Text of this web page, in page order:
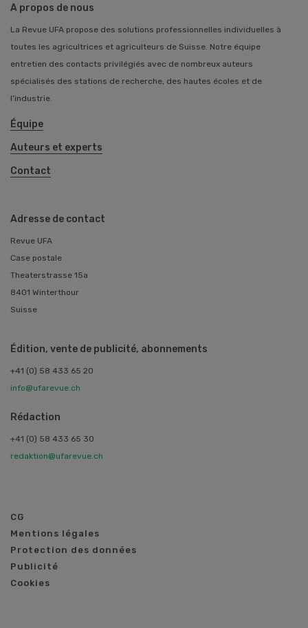
A propos de nous
La Revue UFA propose des solutions professionnelles individuelles à
toutes les agricultrices et agriculteurs de Suisse. Notre équipe
entretien des contacts privilégiés avec de nombreux auteurs
spécialisés des stations de recherche, des hautes écoles et de
l’industrie.
Équipe
Auteurs et experts
Contact
Adresse de contact
Revue UFA
Case postale
Theaterstrasse 15a
8401 Winterthour
Suisse
Édition, vente de publicité, abonnements
+41 (0) 58 433 65 20
info@ufarevue.ch
Rédaction
+41 (0) 58 433 65 30
redaktion@ufarevue.ch
CG
Mentions légales
Protection des données
Publicité
Cookies